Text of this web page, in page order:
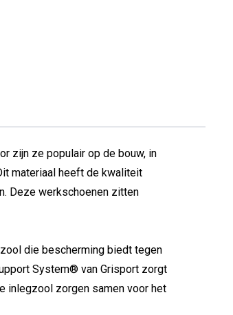
zijn ze populair op de bouw, in
materiaal heeft de kwaliteit
Deze werkschoenen zitten
die bescherming biedt tegen
System® van Grisport zorgt
inlegzool zorgen samen voor het